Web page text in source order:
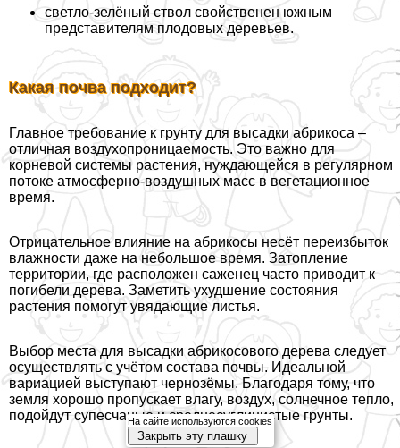
светло-зелёный ствол свойственен южным
представителям плодовых деревьев.
Какая почва подходит?
Главное требование к грунту для высадки абрикоса –
отличная воздухопроницаемость. Это важно для
корневой системы растения, нуждающейся в регулярном
потоке атмосферно-воздушных масс в вегетационное
время.
Отрицательное влияние на абрикосы несёт переизбыток
влажности даже на небольшое время. Затопление
территории, где расположен саженец часто приводит к
погибели дерева. Заметить ухудшение состояния
растения помогут увядающие листья.
Выбор места для высадки абрикосового дерева следует
осуществлять с учётом состава почвы. Идеальной
вариацией выступают чернозёмы. Благодаря тому, что
земля хорошо пропускает влагу, воздух, солнечное тепло,
подойдут супесчаные и среднесуглинистые грунты.
На сайте используются cookies
Закрыть эту плашку